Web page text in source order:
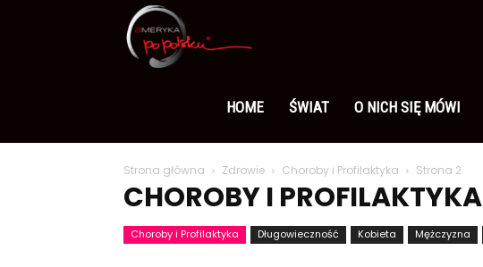
po
polsku
HOME ŚWIAT O NICH SIĘ MÓWI
Strona główna Zdrowie Choroby i Profilaktyka Strona 2
CHOROBY I PROFILAKTYKA
Choroby i Profilaktyka Długowieczność Kobieta Mężczyzna